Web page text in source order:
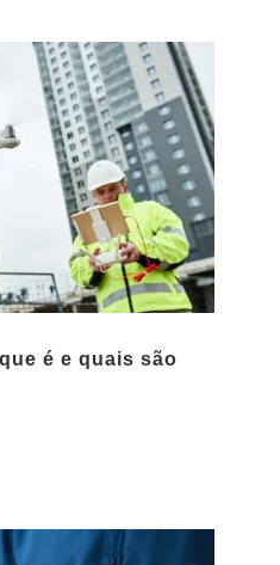
é e quais são